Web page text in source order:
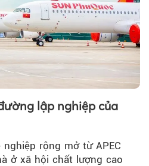
lập nghiệp của
rộng mở từ APEC
ở xã hội chất lượng cao